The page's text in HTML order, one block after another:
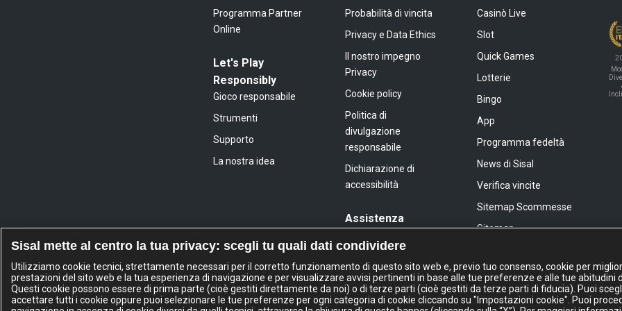
Programma Partner
Online
Let's Play
Responsibly
Gioco responsabile
Strumenti
Supporto
La nostra idea
Probabilità di vincita
Privacy e Data Ethics
Il nostro impegno
Privacy
Cookie policy
Politica di
divulgazione
responsabile
Dichiarazione di
accessibilità
Assistenza
Casinò Live
Slot
Quick Games
Lotterie
Bingo
App
Programma fedeltà
News di Sisal
Verifica vincite
Sitemap Scommesse
Sitemap
IL GIOCO È VIETATO AI MINORI
E PUÒ CAUSARE DIPENDENZA PATOLOGICA
Sisal mette al centro la tua privacy: scegli tu quali dati condividere
Utilizziamo cookie tecnici, strettamente necessari per il corretto funzionamento di questo sito web e, previo tuo consenso, cookie per
prestazioni del sito web e la tua esperienza di navigazione e per visualizzare avvisi pertinenti in base alle tue preferenze e alle tue abitudini
Questi cookie possono essere di prima parte (cioè gestiti direttamente da noi) o di terze parti (cioè gestiti da terze parti di fiducia). Puoi
accettare tutti i cookie oppure puoi selezionare le tue preferenze per ogni categoria di cookie cliccando su "Impostazioni cookie". Puoi